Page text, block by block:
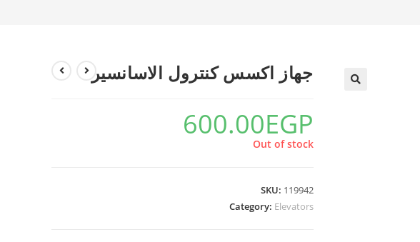
جهاز اكسس كنترول الاسانسير
600.00EGP
Out of stock
SKU: 119942
Category: Elevators